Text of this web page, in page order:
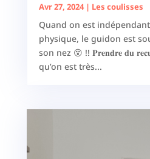
Avr 27, 2024| Les coulisses
Quand on est
physique, le guidon est
son nez 😵 !! 𝐏𝐫𝐞𝐧𝐝𝐫𝐞 𝐝𝐮
qu’on est très...